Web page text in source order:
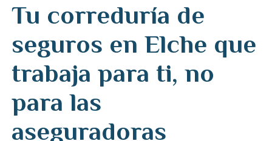
Tu correduría de
seguros en Elche que
trabaja para ti, no
para las
aseguradoras